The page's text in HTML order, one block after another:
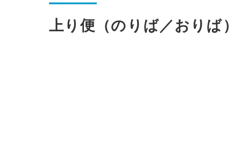
上り便（のりば／おりば）